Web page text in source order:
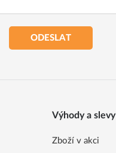
ODESLAT
Výhody a slevy
Zboží v akci